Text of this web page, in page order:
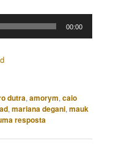
00:00
dutra,amorym,caio
,mariana degani,mauk
resposta